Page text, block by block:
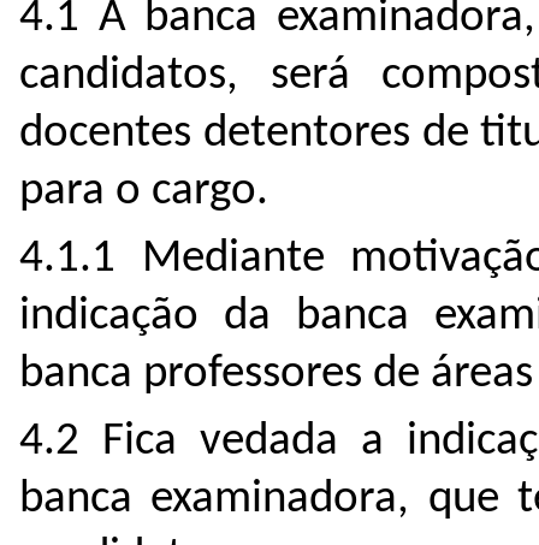
4.1 A banca
candidatos, será
docentes detentores de
para o cargo.
4.1.1 Mediante
indicação da banca
banca professores de
4.2 Fica vedada a
banca examinadora, que